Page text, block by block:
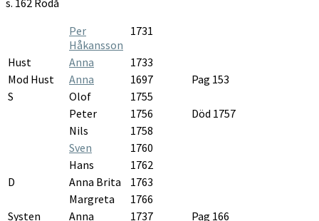
Per
Håkansson
1731
Hust Anna
1733
Mod Hust
Anna 1697
Pag 153
S
Olof
1755
Peter
1756
Död 1757
Nils
1758
Sven
1760
Hans
1762
D
Anna Brita
1763
Margreta
1766
Systen
Anna 1737
Pag 166